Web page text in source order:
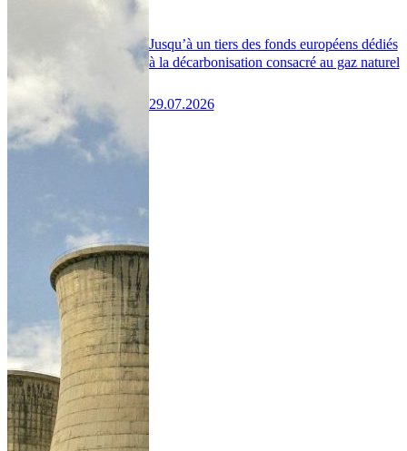
Jusqu’à un tiers des fonds européens dédiés
à la décarbonisation consacré au gaz naturel
29.07.2026